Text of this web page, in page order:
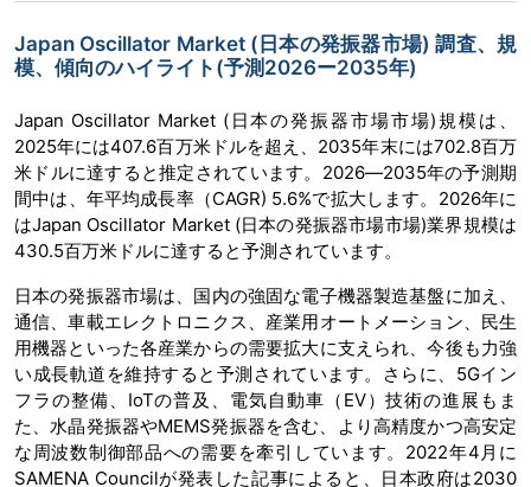
Japan Oscillator Market (日本の発振器市場) 調査、規
模、傾向のハイライト(予測2026ー2035年)
Japan Oscillator Market (日本の発振器市場市場)規模は、
2025年には407.6百万米ドルを超え、2035年末には702.8百万
米ドルに達すると推定されています。2026―2035年の予測期
間中は、年平均成長率（CAGR) 5.6%で拡大します。2026年に
はJapan Oscillator Market (日本の発振器市場市場)業界規模は
430.5百万米ドルに達すると予測されています。
日本の発振器市場は、国内の強固な電子機器製造基盤に加え、
通信、車載エレクトロニクス、産業用オートメーション、民生
用機器といった各産業からの需要拡大に支えられ、今後も力強
い成長軌道を維持すると予測されています。さらに、5Gイン
フラの整備、IoTの普及、電気自動車（EV）技術の進展もま
た、水晶発振器やMEMS発振器を含む、より高精度かつ高安定
な周波数制御部品への需要を牽引しています。2022年4月に
SAMENA Councilが発表した記事によると、日本政府は2030